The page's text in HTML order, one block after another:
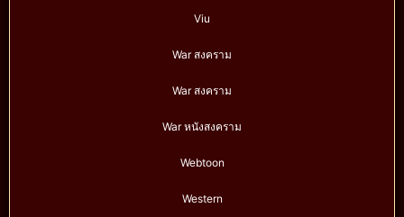
Viu
War สงคราม
War สงคราม
War หนังสงคราม
Webtoon
Western